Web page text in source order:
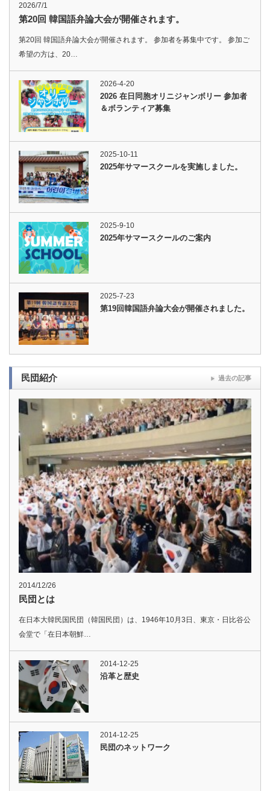
2026/7/1
第20回 韓国語弁論大会が開催されます。
第20回 韓国語弁論大会が開催されます。 参加者を募集中です。 参加ご
希望の方は、20…
2026-4-20
2026 在日同胞オリニジャンボリー 参加者
＆ボランティア募集
2025-10-11
2025年サマースクールを実施しました。
2025-9-10
2025年サマースクールのご案内
2025-7-23
第19回韓国語弁論大会が開催されました。
民団紹介 過去の記事
2014/12/26
民団とは
在日本大韓民国民団（韓国民団）は、1946年10月3日、東京・日比谷公
会堂で「在日本朝鮮…
2014-12-25
沿革と歴史
2014-12-25
民団のネットワーク